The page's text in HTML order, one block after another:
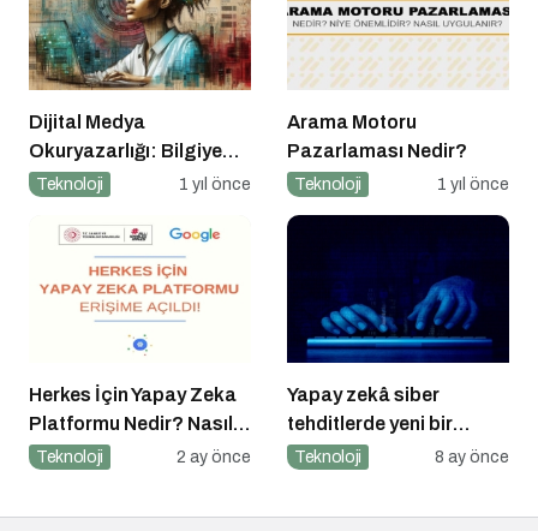
Dijital Medya
Okuryazarlığı: Bilgiye
Erişimde Sorumluluk ve
Teknoloji 1 yıl önce
Arama Motoru
Pazarlaması Nedir?
Teknoloji 1 yıl önce
Herkes İçin Yapay Zeka
Platformu Nedir? Nasıl
Kullanılır?
Teknoloji 2 ay önce
Yapay zekâ siber
tehditlerde yeni bir
dönemi başlatıyor
Teknoloji 8 ay önce